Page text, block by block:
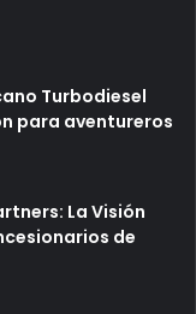
Turbodiesel
para aventureros
La Visión
de